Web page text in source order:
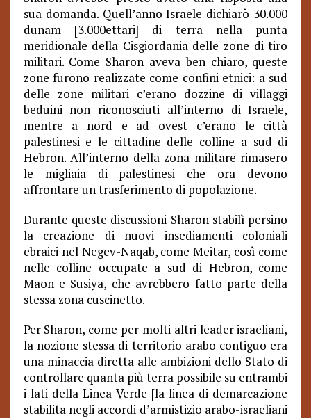
sua domanda. Quell’anno Israele dichiarò 30.000
dunam [3.000ettari] di terra nella punta
meridionale della Cisgiordania delle zone di tiro
militari. Come Sharon aveva ben chiaro, queste
zone furono realizzate come confini etnici: a sud
delle zone militari c’erano dozzine di villaggi
beduini non riconosciuti all’interno di Israele,
mentre a nord e ad ovest c’erano le città
palestinesi e le cittadine delle colline a sud di
Hebron. All’interno della zona militare rimasero
le migliaia di palestinesi che ora devono
affrontare un trasferimento di popolazione.
Durante queste discussioni Sharon stabilì persino
la creazione di nuovi insediamenti coloniali
ebraici nel Negev-Naqab, come Meitar, così come
nelle colline occupate a sud di Hebron, come
Maon e Susiya, che avrebbero fatto parte della
stessa zona cuscinetto.
Per Sharon, come per molti altri leader israeliani,
la nozione stessa di territorio arabo contiguo era
una minaccia diretta alle ambizioni dello Stato di
controllare quanta più terra possibile su entrambi
i lati della Linea Verde [la linea di demarcazione
stabilita negli accordi d’armistizio arabo-israeliani